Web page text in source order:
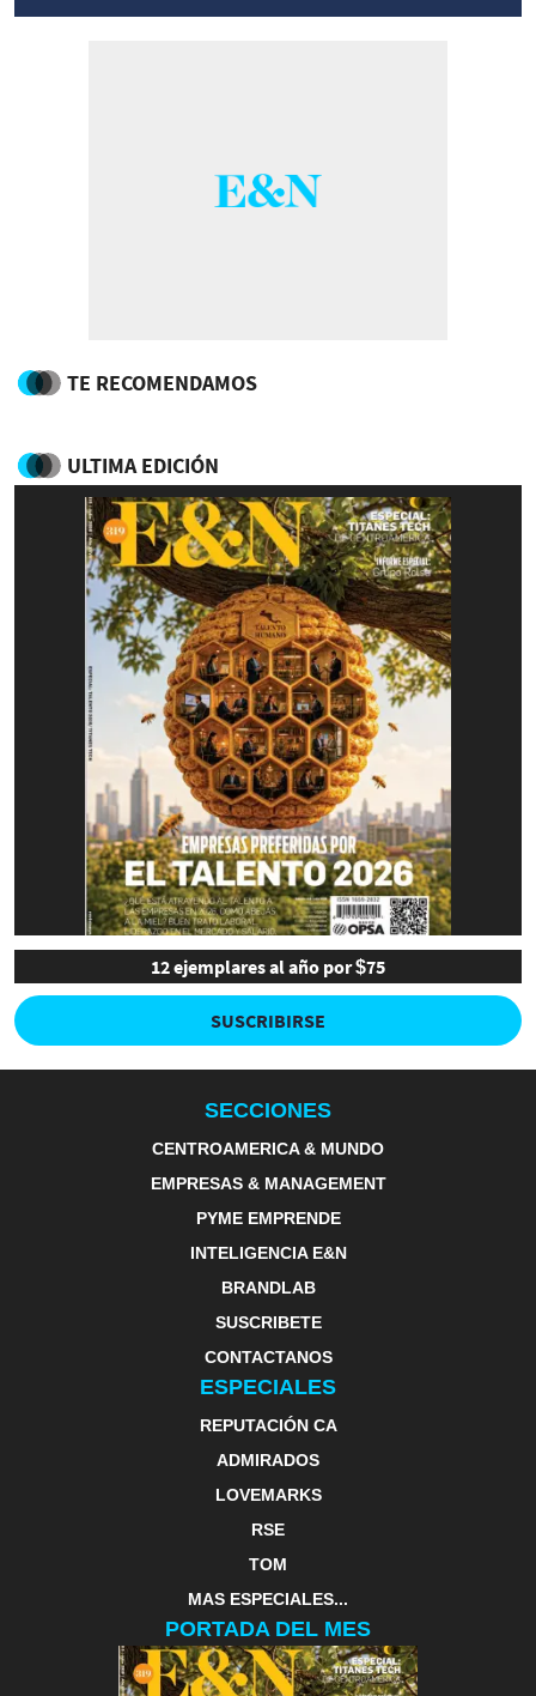
TE RECOMENDAMOS
ULTIMA EDICIÓN
12 ejemplares al año por $75
SUSCRIBIRSE
SECCIONES
CENTROAMERICA & MUNDO
EMPRESAS & MANAGEMENT
PYME EMPRENDE
INTELIGENCIA E&N
BRANDLAB
SUSCRIBETE
CONTACTANOS
ESPECIALES
REPUTACIÓN CA
ADMIRADOS
LOVEMARKS
RSE
TOM
MAS ESPECIALES...
PORTADA DEL MES